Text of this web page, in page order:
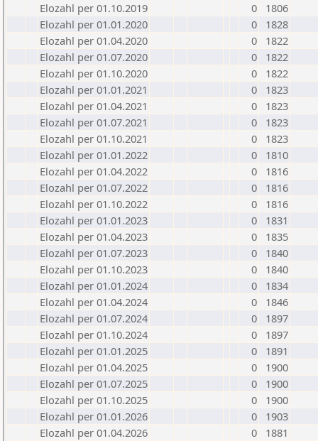
Elozahl per 01.10.2019
0
1806
Elozahl per 01.01.2020
0
1828
Elozahl per 01.04.2020
0
1822
Elozahl per 01.07.2020
0
1822
Elozahl per 01.10.2020
0
1822
Elozahl per 01.01.2021
0
1823
Elozahl per 01.04.2021
0
1823
Elozahl per 01.07.2021
0
1823
Elozahl per 01.10.2021
0
1823
Elozahl per 01.01.2022
0
1810
Elozahl per 01.04.2022
0
1816
Elozahl per 01.07.2022
0
1816
Elozahl per 01.10.2022
0
1816
Elozahl per 01.01.2023
0
1831
Elozahl per 01.04.2023
0
1835
Elozahl per 01.07.2023
0
1840
Elozahl per 01.10.2023
0
1840
Elozahl per 01.01.2024
0
1834
Elozahl per 01.04.2024
0
1846
Elozahl per 01.07.2024
0
1897
Elozahl per 01.10.2024
0
1897
Elozahl per 01.01.2025
0
1891
Elozahl per 01.04.2025
0
1900
Elozahl per 01.07.2025
0
1900
Elozahl per 01.10.2025
0
1900
Elozahl per 01.01.2026
0
1903
Elozahl per 01.04.2026
0
1881